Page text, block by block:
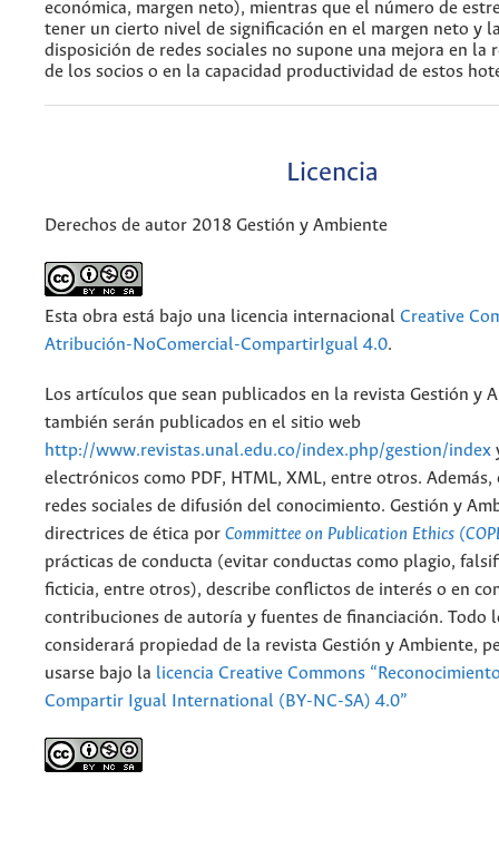
económica, margen neto), mientras que el número de
tener un cierto nivel de significación en el margen neto y
disposición de redes sociales no supone una mejora en la
de los socios o en la capacidad productividad de estos
Licencia
Derechos de autor 2018 Gestión y Ambiente
Esta obra está bajo una licencia internacional Creative
Atribución-NoComercial-CompartirIgual 4.0.
Los artículos que sean publicados en la revista Gestión y
también serán publicados en el sitio web
http://www.revistas.unal.edu.co/index.php/gestion/index
electrónicos como PDF, HTML, XML, entre otros.
redes sociales de difusión del conocimiento. Gestión y
directrices de ética por Committee on Publication Ethics
prácticas de conducta (evitar conductas como plagio,
ficticia, entre otros), describe conflictos de interés o en
contribuciones de autoría y fuentes de financiación. Todo
considerará propiedad de la revista Gestión y Ambiente,
usarse bajo la licencia Creative Commons
Compartir Igual International (BY-NC-SA) 4.0”